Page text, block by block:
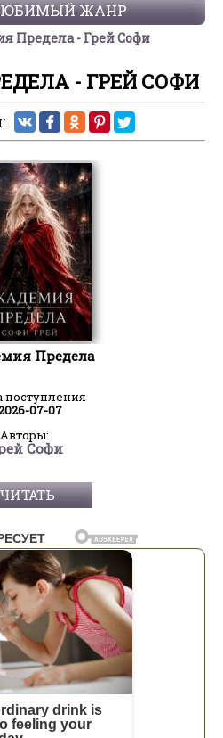
ЖАНР
Предела - Грей Софи
- ГРЕЙ СОФИ
Предела
поступления
07-07
Авторы:
Софи